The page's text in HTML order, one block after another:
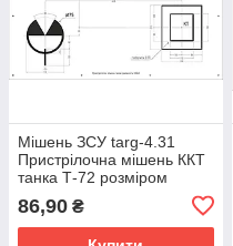
Мішень ЗСУ targ-4.31
Пристрілочна мішень ККТ
танка Т-72 розміром
86,90 ₴